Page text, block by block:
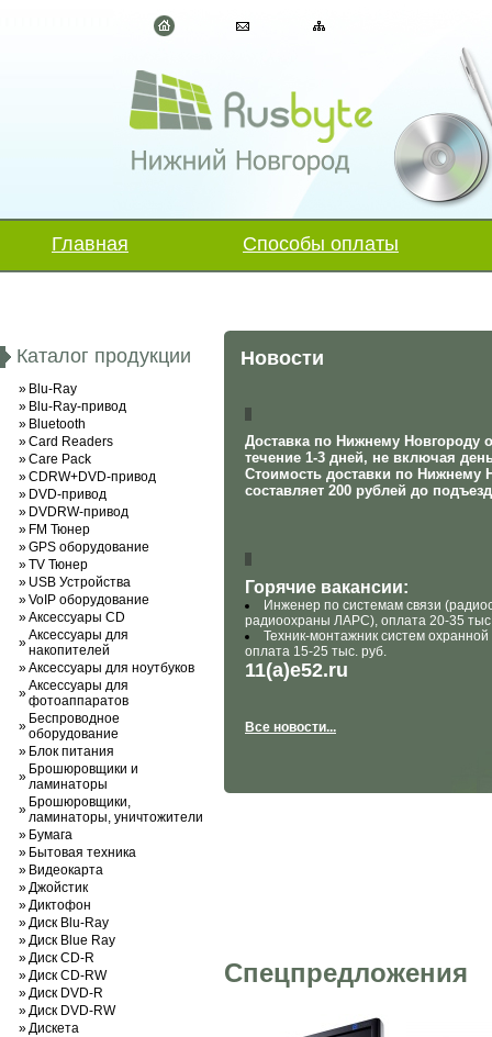
Главная Способы оплаты
Каталог продукции
» Blu-Ray
» Blu-Ray-привод
» Bluetooth
»Card Readers
»Care Pack
»CDRW+DVD-привод
» DVD-привод
» DVDRW-привод
» FM Тюнер
»GPS оборудование
»TV Тюнер
» USB Устройства
»VoIP оборудование
»Аксессуары CD
»Аксессуары для
накопителей
»Аксессуары для ноутбуков
»Аксессуары для
фотоаппаратов
» Беспроводное
оборудование
» Блок питания
» Брошюровщики и
ламинаторы
» Брошюровщики,
ламинаторы, уничтожители
» Бумага
» Бытовая техника
» Видеокарта
»Джойстик
»Диктофон
»Диск Blu-Ray
»Диск Blue Ray
»Диск CD-R
»Диск CD-RW
»Диск DVD-R
»Диск DVD-RW
»Дискета
Новости
Доставка по Нижнему Новгороду
течение 1-3 дней, не включая
Стоимость доставки по Нижнему
составляет 200 рублей до
Горячие вакансии:
Инженер по системам связи
радиоохраны ЛАРС), оплата 20-35
Техник-монтажник систем охранной
оплата 15-25 тыс. руб.
11(a)e52.ru
Все новости...
Спецпредложения